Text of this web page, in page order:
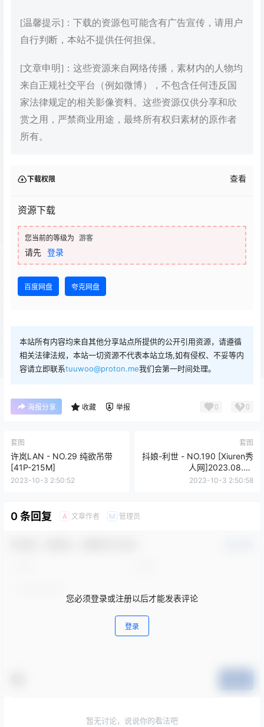
[温馨提示]：下载的资源包可能含有广告宣传，请用户
自行判断，本站不提供任何担保。
[文章申明]：这些资源来自网络传播，素材内的人物均
来自正规社交平台（例如微博），不包含任何违反国
家法律规定的相关影像资料。这些资源仅供分享和欣
赏之用，严禁商业用途，最终所有权归素材的原作者
所有。
下载权限 查看
资源下载
您当前的等级为 游客
请先 登录
百度网盘 夸克网盘
本站所有内容均来自其他分享站点所提供的公开引用资源，请遵循
相关法律法规，本站一切资源不代表本站立场,如有侵权、不妥等内
容请立即联系tuuwoo@proton.me我们会第一时间处理。
海报分享 收藏 举报 0 0
套图
许岚LAN - NO.29 纯欲吊带
[41P-215M]
2023-10-3 2:50:52
套图
抖娘-利世 - NO.190 [Xiuren秀
人网]2023.08.02
NO.7175[45P-403M]
2023-10-3 2:50:58
0 条回复 A 文章作者 M 管理员
您必须登录或注册以后才能发表评论
登录
暂无讨论，说说你的看法吧